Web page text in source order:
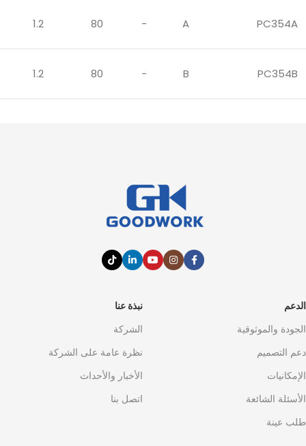
PC354A
A
-
80
1.2
PC354B
B
-
80
1.2
نبذة عنا
الشركة
نظرة عامة على الشركة
الأخبار والأحداث
اتصل بنا
الدعم
الجودة والموثوقية
دعم التصميم
الإمكانيات
الأسئلة الشائعة
طلب عينة